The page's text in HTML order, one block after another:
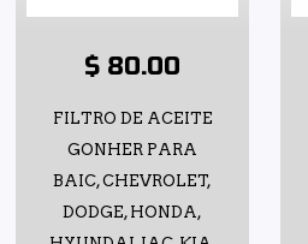
$ 80.00
FILTRO DE ACEITE
GONHER PARA
BAIC, CHEVROLET,
DODGE, HONDA,